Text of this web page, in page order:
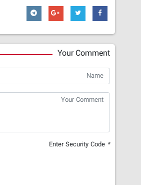
Your Comment
*